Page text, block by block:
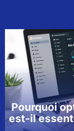
Pourquoi
est-il